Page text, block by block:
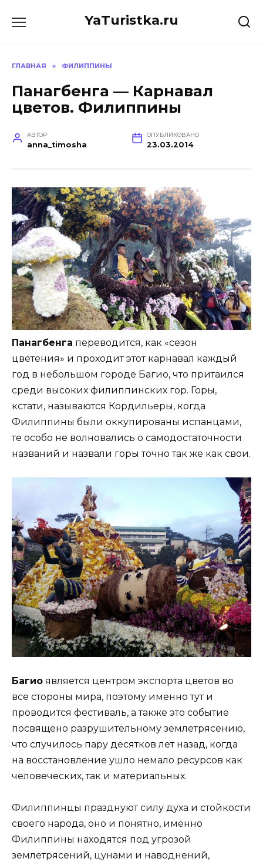
YaTuristka.ru
ГЛАВНАЯ » ФИЛИППИНЫ
Панагбенга — Карнавал
цветов. Филиппины
АВТОР
anna_timosha
ОПУБЛИКОВАНО
23.03.2014
Панагбенга переводится, как «сезон
цветения» и проходит этот карнавал каждый
год в небольшом городе Багио, что притаился
среди высоких филиппинских гор. Горы,
кстати, называются Кордильеры, когда
Филиппины были оккупированы испанцами,
те особо не волновались о самодостаточности
названий и назвали горы точно так же как свои.
Багио является центром экспорта цветов во
все стороны мира, поэтому именно тут и
проводится фестиваль, а также это событие
посвящено разрушительному землетрясению,
что случилось пару десятков лет назад, когда
на восстановление ушло немало ресурсов как
человеческих, так и материальных.
Филиппинцы празднуют силу духа и стойкости
своего народа, оно и понятно, именно
Филиппины находятся под угрозой
землетрясений, цунами и наводнений,